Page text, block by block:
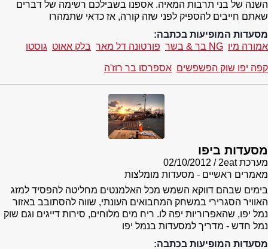
השנה של בני תרבות המאיה. אספנו בשבילכם רשימה של דברים
שאתם חייבים להספיק לפני שזה קורה, אז כדאי שתמהרו
מסעדות המופיעות בכתבה:
אמורה מיו NG בר & בשר פורטונה דל מאר בלק אאוט גוסטו
קפה יפו שוק הפשפשים אספרסו בר רוז'ה
מסעדות ביפו
מערכת 2eat
02/10/2012
מאמרים ראשיים - מסעדות מומלצות
בימים שבהם דווקא השמש מכל האלמנטים מחליטה להפסיד למזג
האוויר הסגרירי במשחק המחבואים העונתי, שווה להסתובב באזור
נמל יפו, שהאפרוריות יפה לו. ריח מים מלוחים, סירות דייגים וגם שוק
נמל חדש - מדריך למסעדות בנמל יפו
מסעדות המופיעות בכתבה: